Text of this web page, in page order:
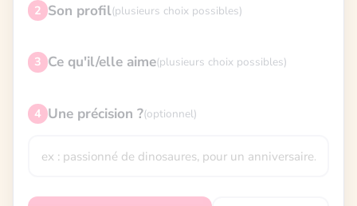
2 Son profil(plusieurs choix possibles)
3 Ce qu'il/elle aime(plusieurs choix possibles)
4 Une précision ?(optionnel)